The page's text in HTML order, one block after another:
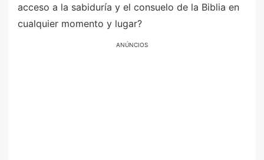
acceso a la sabiduría y el consuelo de la Biblia en
cualquier momento y lugar?
ANÚNCIOS